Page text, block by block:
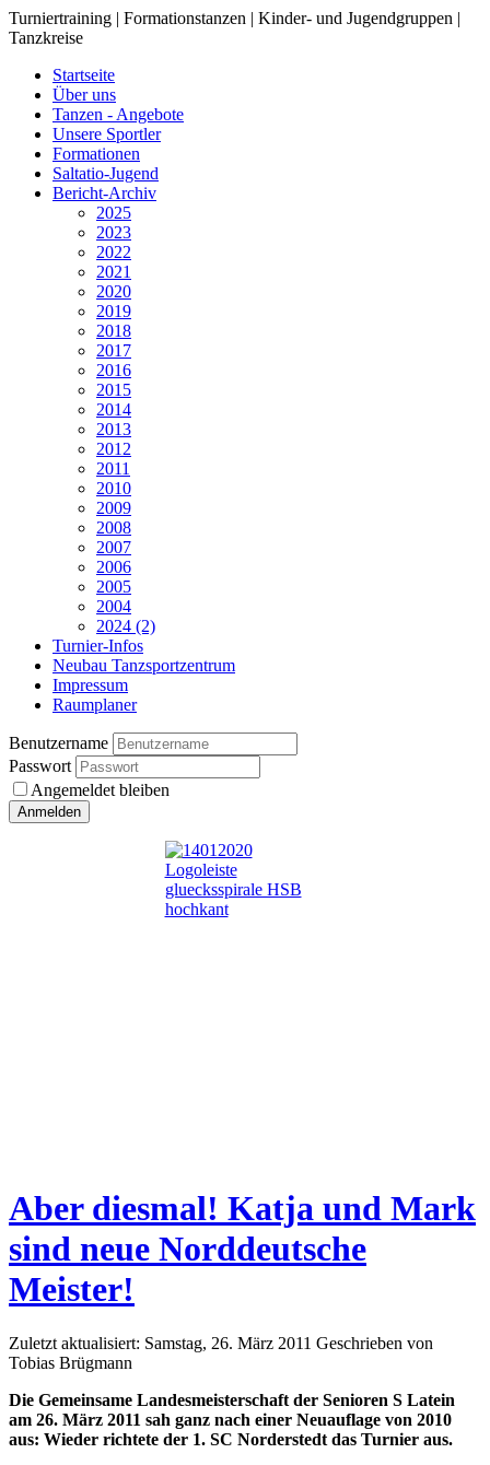
Turniertraining | Formationstanzen | Kinder- und Jugendgruppen |
Tanzkreise
Startseite
Über uns
Tanzen - Angebote
Unsere Sportler
Formationen
Saltatio-Jugend
Bericht-Archiv
2025
2023
2022
2021
2020
2019
2018
2017
2016
2015
2014
2013
2012
2011
2010
2009
2008
2007
2006
2005
2004
2024 (2)
Turnier-Infos
Neubau Tanzsportzentrum
Impressum
Raumplaner
Benutzername
Passwort
Angemeldet bleiben
Aber diesmal! Katja und Mark
sind neue Norddeutsche
Meister!
Zuletzt aktualisiert: Samstag, 26. März 2011 Geschrieben von
Tobias Brügmann
Die Gemeinsame Landesmeisterschaft der Senioren S Latein
am 26. März 2011 sah ganz nach einer Neuauflage von 2010
aus: Wieder richtete der 1. SC Norderstedt das Turnier aus.